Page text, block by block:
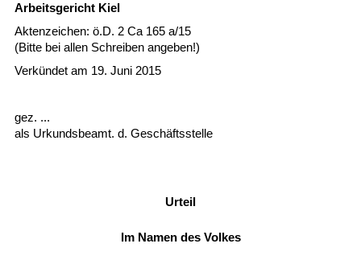
Ar­beits­ge­richt Kiel
Ak­ten­zei­chen: ö.D. 2 Ca 165 a/15
(Bit­te bei al­len Schrei­ben an­ge­ben!)
Verkündet am 19. Ju­ni 2015
gez. ...
als Ur­kunds­be­amt. d. Geschäfts­stel­le
Ur­teil
Im Na­men des Vol­kes